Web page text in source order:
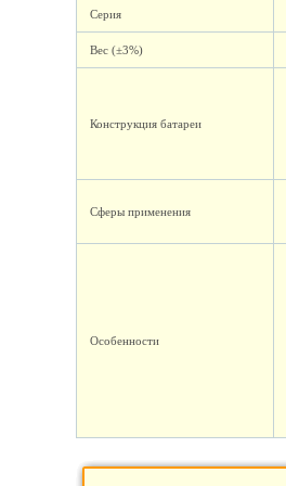
Серия
Вес (±3%)
Конструкция батареи
Сферы применения
Особенности